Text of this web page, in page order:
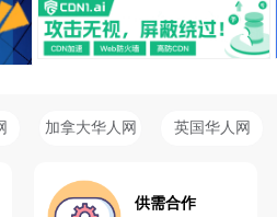
加拿大华人网 英国华人网
供需合作